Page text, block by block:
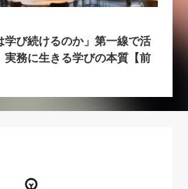
学び続けるのか」第一線で活
実務に生きる学びの本質【前